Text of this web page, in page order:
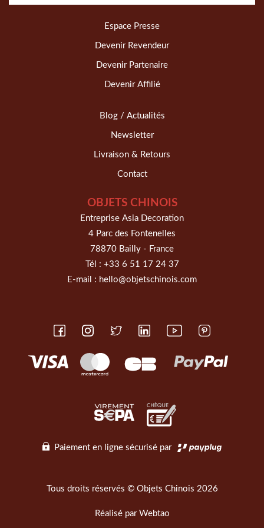
Espace Presse
Devenir Revendeur
Devenir Partenaire
Devenir Affilié
Blog / Actualités
Newsletter
Livraison & Retours
Contact
OBJETS CHINOIS
Entreprise Asia Decoration
4 Parc des Fontenelles
78870 Bailly - France
Tél : +33 6 51 17 24 37
E-mail : hello@objetschinois.com
Paiement en ligne sécurisé par
Tous droits réservés © Objets Chinois 2026
Réalisé par Webtao